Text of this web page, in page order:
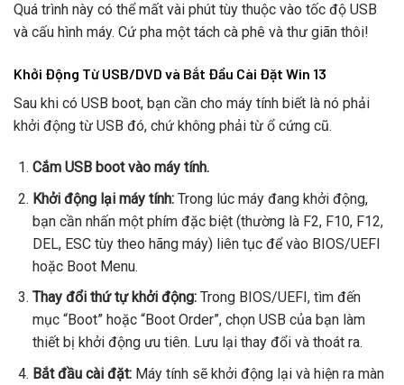
Quá trình này có thể mất vài phút tùy thuộc vào tốc độ USB
và cấu hình máy. Cứ pha một tách cà phê và thư giãn thôi!
Khởi Động Từ USB/DVD và Bắt Đầu Cài Đặt Win 13
Sau khi có USB boot, bạn cần cho máy tính biết là nó phải
khởi động từ USB đó, chứ không phải từ ổ cứng cũ.
Cắm USB boot vào máy tính.
Khởi động lại máy tính:Trong lúc máy đang khởi động,
bạn cần nhấn một phím đặc biệt (thường là F2, F10, F12,
DEL, ESC tùy theo hãng máy) liên tục để vào BIOS/UEFI
hoặc Boot Menu.
Thay đổi thứ tự khởi động:Trong BIOS/UEFI, tìm đến
mục “Boot” hoặc “Boot Order”, chọn USB của bạn làm
thiết bị khởi động ưu tiên. Lưu lại thay đổi và thoát ra.
Bắt đầu cài đặt:Máy tính sẽ khởi động lại và hiện ra màn